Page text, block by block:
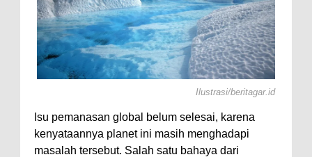
Ilustrasi/beritagar.id
Isu pemanasan global belum selesai, karena
kenyataannya planet ini masih menghadapi
masalah tersebut. Salah satu bahaya dari